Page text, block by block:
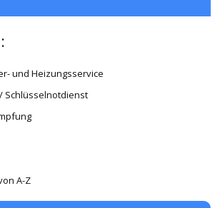
und Heizungsservice
Schlüsselnotdienst
A-Z